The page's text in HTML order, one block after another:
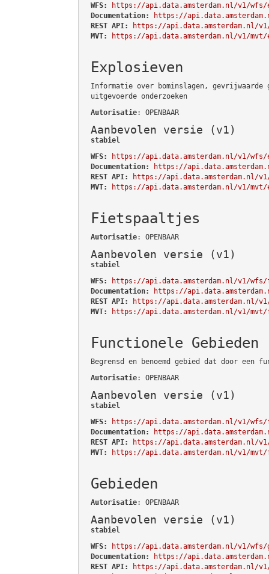
WFS:
https://api.data.amsterdam.nl/v1/wfs/
Documentation:
https://
REST API:
https://api.data.amsterdam.nl/v1/
MVT:
https://api.data.amsterdam.nl/v1/mvt/
Explosieven
Informatie over bominslagen, gevrijwaarde
uitgevoerde onderzoeken
Autorisatie: OPENBAAR
Aanbevolen versie (v1)
stabiel
WFS:
https://api.data.amsterdam.nl/v1/wfs/
Documentation:
https://
REST API:
https://api.data.amsterdam.nl/
MVT:
https://api.data.amsterdam.nl/v1/mvt/
Fietspaaltjes
Autorisatie: OPENBAAR
Aanbevolen versie (v1)
stabiel
WFS:
https://api.data.amsterdam.nl/v1/
Documentation:
https://
REST API:
https://api.data.amsterdam.nl/
MVT:
https://api.data.amsterdam.nl/v1/
Functionele Gebieden
Begrensd en benoemd gebied dat door een
Autorisatie: OPENBAAR
Aanbevolen versie (v1)
stabiel
WFS:
https://api.data.amsterdam.nl/v1/wfs/
Documentation:
https://
REST API:
https://api.data.amsterdam.nl/
MVT:
https://api.data.amsterdam.nl/v1/mvt/
Gebieden
Autorisatie: OPENBAAR
Aanbevolen versie (v1)
stabiel
WFS:
https://api.data.amsterdam.nl/v1/wfs/
Documentation:
https://
REST API:
https://api.data.amsterdam.nl/